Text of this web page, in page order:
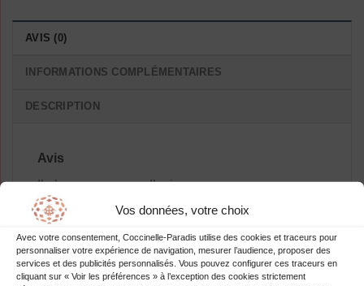
Vos données, votre choix
Avec votre consentement, Coccinelle-Paradis utilise des cookies et traceurs pour
personnaliser votre expérience de navigation, mesurer l’audience, proposer des
services et des publicités personnalisés. Vous pouvez configurer ces traceurs en
cliquant sur « Voir les préférences » à l’exception des cookies strictement
AVIS (0)
INFORMATIONS COMPLÉMENTAIRES
DESCRIPTION
Avis
Il n’y a pas encore d’avis.
Soyez le premier à laisser votre avis